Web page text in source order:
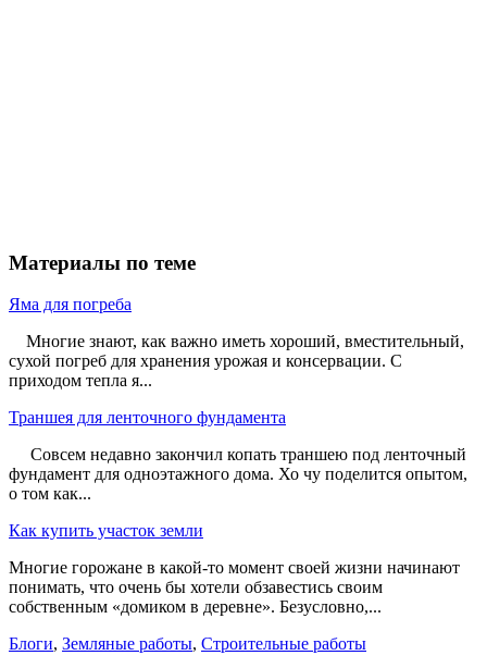
Материалы по теме
Яма для погреба
Многие знают, как важно иметь хороший, вместительный,
сухой погреб для хранения урожая и консервации. С
приходом тепла я...
Траншея для ленточного фундамента
Совсем недавно закончил копать траншею под ленточный
фундамент для одноэтажного дома. Хо чу поделится опытом,
о том как...
Как купить участок земли
Многие горожане в какой-то момент своей жизни начинают
понимать, что очень бы хотели обзавестись своим
собственным «домиком в деревне». Безусловно,...
Блоги, Земляные работы, Строительные работы